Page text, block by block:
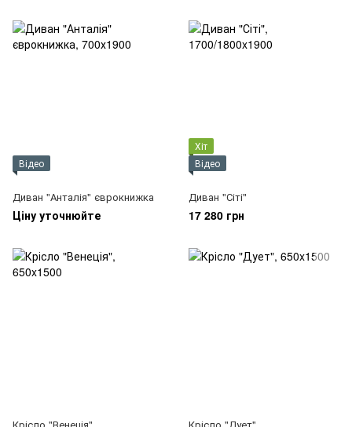
Відео
Диван "Анталія" єврокнижка
Ціну уточнюйте
Хіт
Відео
Диван "Сіті"
17 280 грн